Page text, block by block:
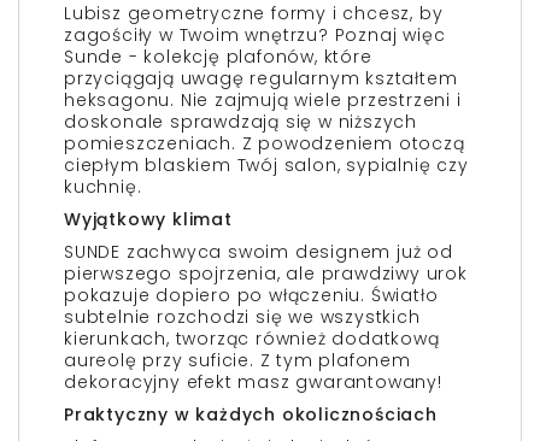
Lubisz geometryczne formy i chcesz, by
zagościły w Twoim wnętrzu? Poznaj więc
Sunde - kolekcję plafonów, które
przyciągają uwagę regularnym kształtem
heksagonu. Nie zajmują wiele przestrzeni i
doskonale sprawdzają się w niższych
pomieszczeniach. Z powodzeniem otoczą
ciepłym blaskiem Twój salon, sypialnię czy
kuchnię.
Wyjątkowy klimat
SUNDE zachwyca swoim designem już od
pierwszego spojrzenia, ale prawdziwy urok
pokazuje dopiero po włączeniu. Światło
subtelnie rozchodzi się we wszystkich
kierunkach, tworząc również dodatkową
aureolę przy suficie. Z tym plafonem
dekoracyjny efekt masz gwarantowany!
Praktyczny w każdych okolicznościach